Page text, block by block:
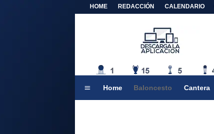
HOME REDACCIÓN CALENDARIO
Home Baloncesto Cantera